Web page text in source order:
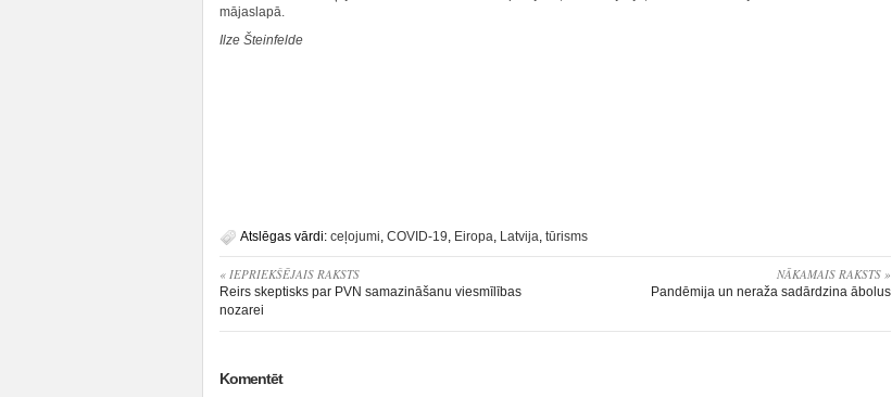
mājaslapā.
Ilze Šteinfelde
Atslēgas vārdi: ceļojumi, COVID-19, Eiropa, Latvija, tūrisms
« IEPRIEKŠĒJAIS RAKSTS
Reirs skeptisks par PVN samazināšanu viesmīlības
nozarei
NĀKAMAIS RAKSTS »
Pandēmija un neraža sadārdzina ābolus
Komentēt